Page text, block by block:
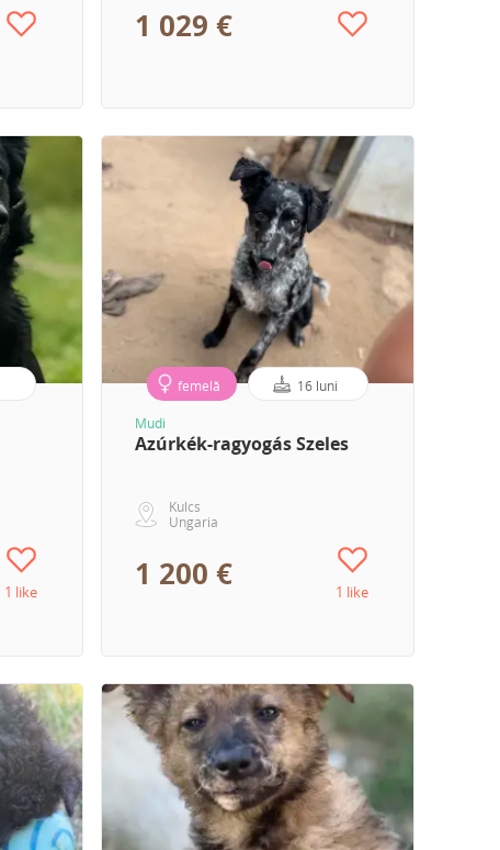
1 029 €
1 like
femelă 16 luni
Mudi
Azúrkék-ragyogás Szeles
Kulcs
Ungaria
1 200 € 1 like